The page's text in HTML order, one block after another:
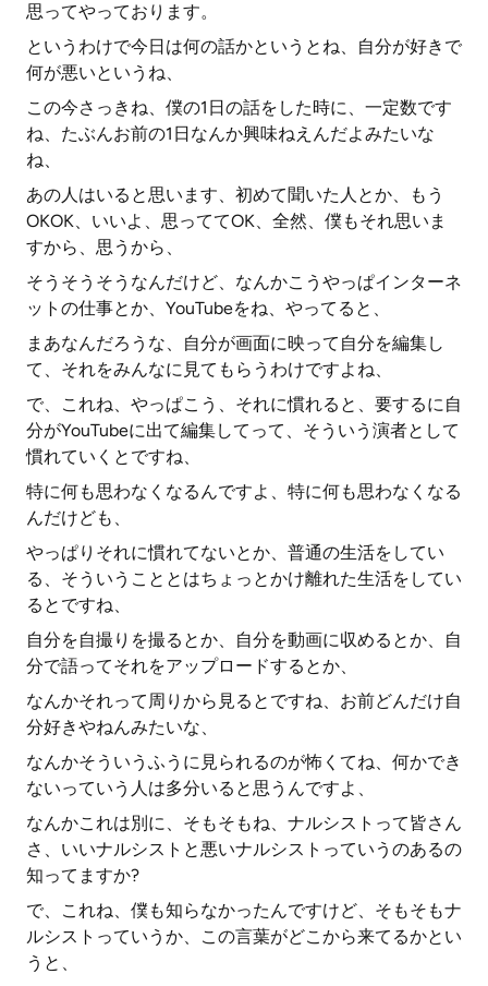
思ってやっております。
というわけで今日は何の話かというとね、自分が好きで
何が悪いというね、
この今さっきね、僕の1日の話をした時に、一定数です
ね、たぶんお前の1日なんか興味ねえんだよみたいな
ね、
あの人はいると思います、初めて聞いた人とか、もう
OKOK、いいよ、思っててOK、全然、僕もそれ思いま
すから、思うから、
そうそうそうなんだけど、なんかこうやっぱインターネ
ットの仕事とか、YouTubeをね、やってると、
まあなんだろうな、自分が画面に映って自分を編集し
て、それをみんなに見てもらうわけですよね、
で、これね、やっぱこう、それに慣れると、要するに自
分がYouTubeに出て編集してって、そういう演者として
慣れていくとですね、
特に何も思わなくなるんですよ、特に何も思わなくなる
んだけども、
やっぱりそれに慣れてないとか、普通の生活をしてい
る、そういうこととはちょっとかけ離れた生活をしてい
るとですね、
自分を自撮りを撮るとか、自分を動画に収めるとか、自
分で語ってそれをアップロードするとか、
なんかそれって周りから見るとですね、お前どんだけ自
分好きやねんみたいな、
なんかそういうふうに見られるのが怖くてね、何かでき
ないっていう人は多分いると思うんですよ、
なんかこれは別に、そもそもね、ナルシストって皆さん
さ、いいナルシストと悪いナルシストっていうのあるの
知ってますか?
で、これね、僕も知らなかったんですけど、そもそもナ
ルシストっていうか、この言葉がどこから来てるかとい
うと、